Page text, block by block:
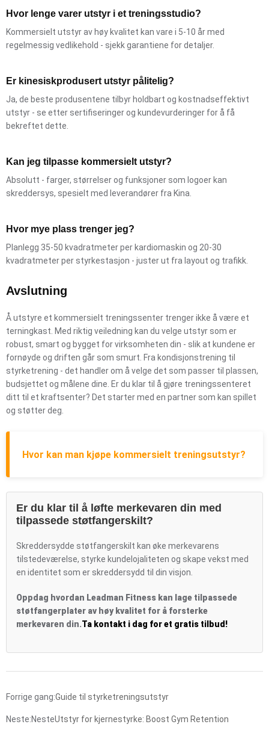
Hvor lenge varer utstyr i et treningsstudio?
Kommersielt utstyr av høy kvalitet kan vare i 5-10 år med
regelmessig vedlikehold - sjekk garantiene for detaljer.
Er kinesiskprodusert utstyr pålitelig?
Ja, de beste produsentene tilbyr holdbart og kostnadseffektivt
utstyr - se etter sertifiseringer og kundevurderinger for å få
bekreftet dette.
Kan jeg tilpasse kommersielt utstyr?
Absolutt - farger, størrelser og funksjoner som logoer kan
skreddersys, spesielt med leverandører fra Kina.
Hvor mye plass trenger jeg?
Planlegg 35-50 kvadratmeter per kardiomaskin og 20-30
kvadratmeter per styrkestasjon - juster ut fra layout og trafikk.
Avslutning
Å utstyre et kommersielt treningssenter trenger ikke å være et
terningkast. Med riktig veiledning kan du velge utstyr som er
robust, smart og bygget for virksomheten din - slik at kundene er
fornøyde og driften går som smurt. Fra kondisjonstrening til
styrketrening - det handler om å velge det som passer til plassen,
budsjettet og målene dine. Er du klar til å gjøre treningssenteret
ditt til et kraftsenter? Det starter med en partner som kan spillet
og støtter deg.
Hvor kan man kjøpe kommersielt treningsutstyr?
Er du klar til å løfte merkevaren din med
tilpassede støtfangerskilt?
Skreddersydde støtfangerskilt kan øke merkevarens
tilstedeværelse, styrke kundelojaliteten og skape vekst med
en identitet som er skreddersydd til din visjon.
Oppdag hvordan Leadman Fitness kan lage tilpassede
støtfangerplater av høy kvalitet for å forsterke
merkevaren din.Ta kontakt i dag for et gratis tilbud!
Forrige gang:Guide til styrketreningsutstyr
Neste:NesteUtstyr for kjernestyrke: Boost Gym Retention